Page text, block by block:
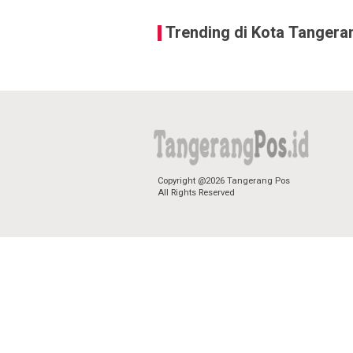
Trending di Kota
Copyright @2026 Tangerang Pos
All Rights Reserved